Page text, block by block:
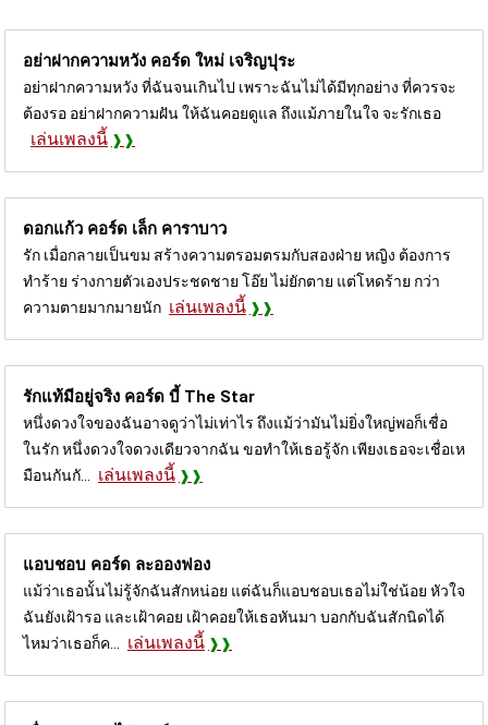
อย่าฝากความหวัง คอร์ด ใหม่ เจริญปุระ
อย่าฝากความหวัง ที่ฉันจนเกินไป เพราะฉันไม่ได้มีทุกอย่าง ที่ควรจะ
ต้องรอ อย่าฝากความฝัน ให้ฉันคอยดูแล ถึงแม้ภายในใจ จะรักเธอ
เล่นเพลงนี้
ดอกแก้ว คอร์ด เล็ก คาราบาว
รัก เมื่อกลายเป็นขม สร้างความตรอมตรมกับสองฝ่าย หญิง ต้องการ
ทำร้าย ร่างกายตัวเองประชดชาย โอ๊ย ไม่ยักตาย แต่โหดร้าย กว่า
ความตายมากมายนัก เล่นเพลงนี้
รักแท้มีอยู่จริง คอร์ด บี้ The Star
หนึ่งดวงใจของฉันอาจดูว่าไม่เท่าไร ถึงแม้ว่ามันไม่ยิ่งใหญ่พอก็เชื่อ
ในรัก หนึ่งดวงใจดวงเดียวจากฉัน ขอทำให้เธอรู้จัก เพียงเธอจะเชื่อเห
มือนกันกั... เล่นเพลงนี้
แอบชอบ คอร์ด ละอองฟอง
แม้ว่าเธอนั้นไม่รู้จักฉันสักหน่อย แต่ฉันก็แอบชอบเธอไม่ใช่น้อย หัวใจ
ฉันยังเฝ้ารอ และเฝ้าคอย เฝ้าคอยให้เธอหันมา บอกกับฉันสักนิดได้
ไหมว่าเธอก็ค... เล่นเพลงนี้